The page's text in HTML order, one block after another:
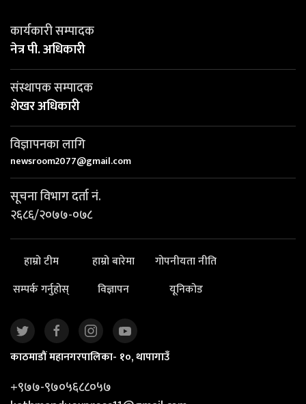
कार्यकारी सम्पादक
नेत्र पी. अधिकारी
संस्थापक सम्पादक
शेखर अधिकारी
विज्ञापनका लागि
newsroom2077@gmail.com
सूचना विभाग दर्ता नं.
२६८६/२०७७-०७८
हाम्रो टीम हाम्रो बारेमा
गोपनीयता नीति
सम्पर्क गर्नुहोस्
विज्ञापन यूनिकोड
काठमाडौं महानगरपालिका- १०, थापागाउँ
+९७७-९७०५६८८०५७